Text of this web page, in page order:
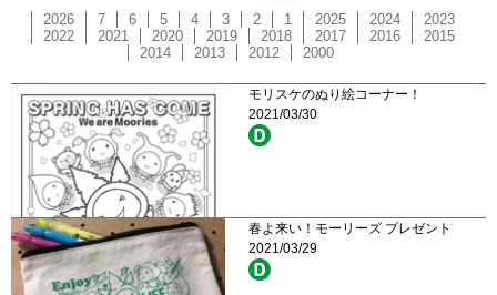
2026 7 6 5 4 3 2 1 2025 2024
2023
2022
2021 2020 2019 2018 2017 2016
2015
2014
2013 2012 2000
モリスケのぬり絵コーナー！
2021/03/30
春よ来い！モーリーズ プレゼント
2021/03/29